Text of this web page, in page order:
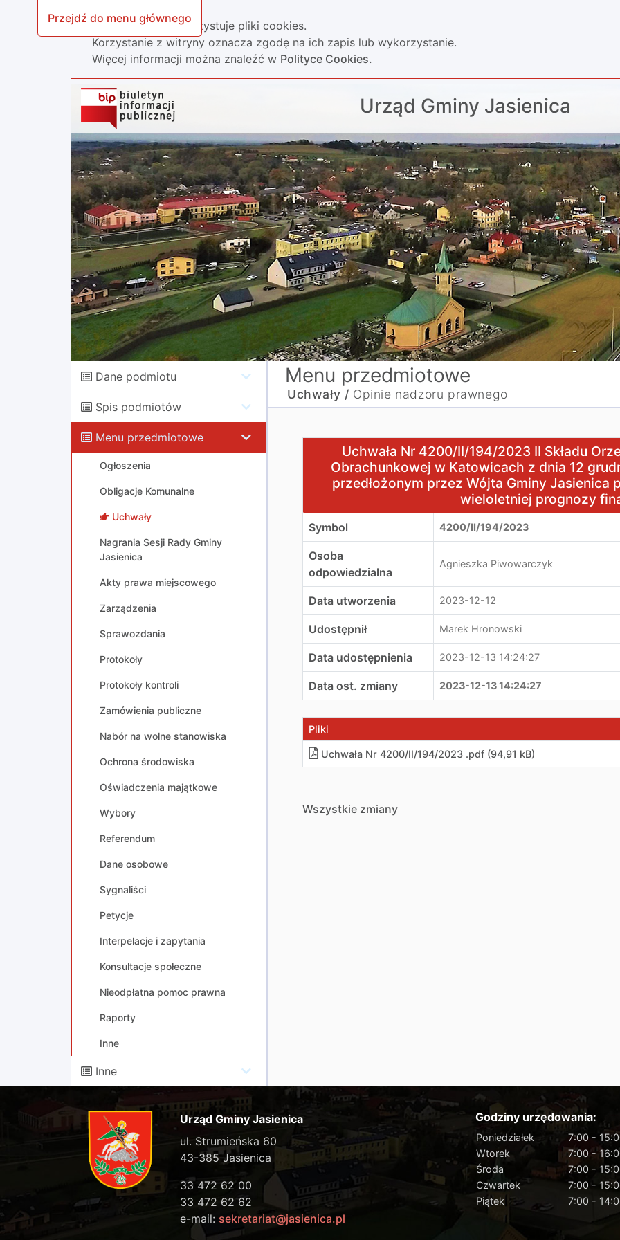
Przejdź do menu głównego
Nasza strona wykorzystuje pliki cookies.
Korzystanie z witryny oznacza zgodę na ich zapis lub wykorzystanie.
Więcej informacji można znaleźć w Polityce Cookies.
Urząd Gminy Jasienica
Dane podmiotu
Spis podmiotów
Menu przedmiotowe
Ogłoszenia
Obligacje Komunalne
Uchwały
Nagrania Sesji Rady Gminy
Jasienica
Akty prawa miejscowego
Zarządzenia
Sprawozdania
Protokoły
Protokoły kontroli
Zamówienia publiczne
Nabór na wolne stanowiska
Ochrona środowiska
Oświadczenia majątkowe
Wybory
Referendum
Dane osobowe
Sygnaliści
Petycje
Interpelacje i zapytania
Konsultacje społeczne
Nieodpłatna pomoc prawna
Raporty
Inne
Inne
Menu przedmiotowe
Uchwały / Opinie nadzoru prawnego
Uchwała Nr 4200/II/194/2023 II Składu Orzekającego
Uchwała Nr 4200/II/194/2023 II Składu
Obrachunkowej w Katowicach z dnia 12
przedłożonym przez Wójta Gminy Jasienica
wieloletniej prognozy
Symbol 4200/II/194/2023
Osoba
odpowiedzialna
Agnieszka Piwowarczyk
Data utworzenia 2023-12-12
Udostępnił Marek Hronowski
Data udostępnienia 2023-12-13 14:24:27
Data ost. zmiany 2023-12-13 14:24:27
Pliki
Uchwała Nr 4200/II/194/2023 .pdf (94,91 kB)
Wszystkie zmiany
Urząd Gminy Jasienica
ul. Strumieńska 60
43-385 Jasienica
33 472 62 00
33 472 62 62
e-mail: sekretariat@jasienica.pl
Godziny urzędowania:
Poniedziałek
7:00 -
Wtorek
7:00 -
Środa
7:00 -
Czwartek
7:00 -
Piątek
7:00 -